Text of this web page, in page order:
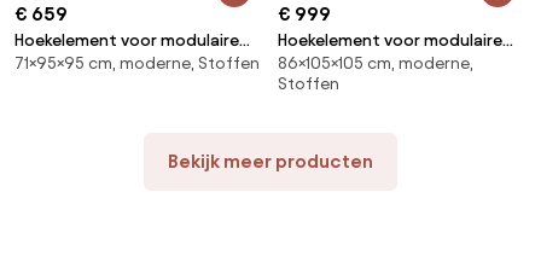
€ 659
Hoekelement voor modulaire
bank, in structuurstof, Seven
71×95×95 cm, moderne, Stoffen
€ 999
Hoekelement voor modulaire
bank, in structuurfluweel, Malo
86×105×105 cm, moderne,
Stoffen
Bekijk meer producten